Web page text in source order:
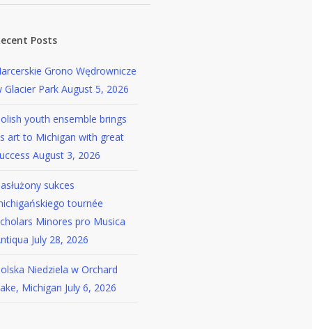
Posts
Grono Wędrownicze
Glacier Park August 5, 2026
youth ensemble brings
art to Michigan with great
August 3, 2026
sukces
tournée
Minores pro Musica
July 28, 2026
Niedziela w Orchard
Michigan July 6, 2026